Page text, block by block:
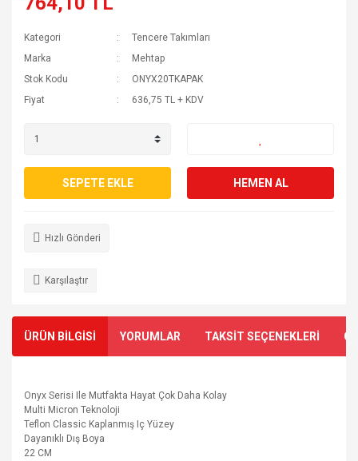
Kategori
Tencere Takımları
Marka
Mehtap
Stok Kodu
ONYX20TKAPAK
Fiyat
636,75 TL + KDV
SEPETE EKLE HEMEN AL
Hızlı Gönderi
Karşılaştır
ÜRÜN BİLGİSİ YORUMLAR TAKSİT SEÇENEKLERİ
Onyx Serisi Ile Mutfakta Hayat Çok Daha Kolay
Multi Micron Teknoloji
Teflon Classic Kaplanmış Iç Yüzey
Dayanıklı Dış Boya
22 CM